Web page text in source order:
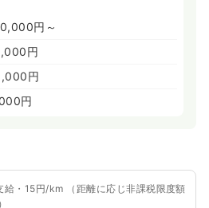
円～
円
円
円
給・15円/km （距離に応じ非課税限度額